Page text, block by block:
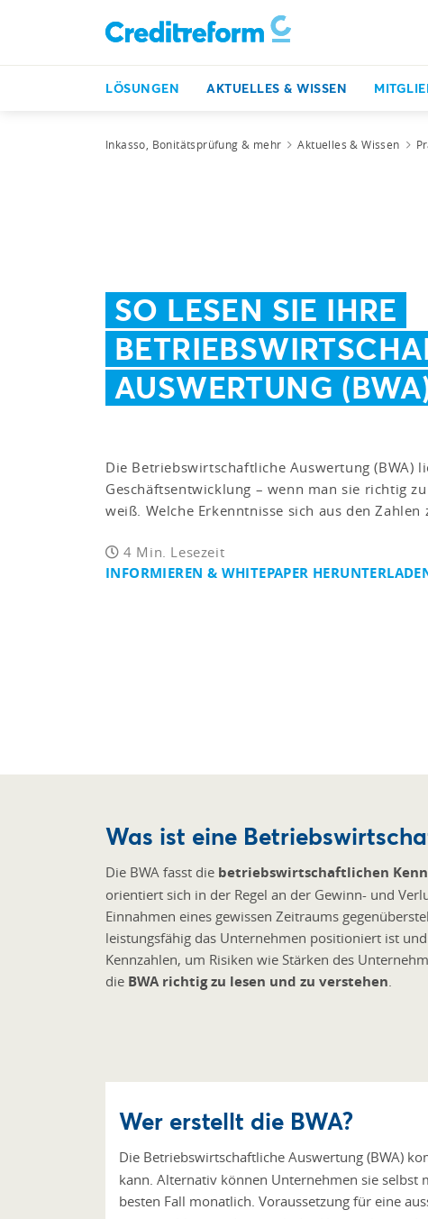
LÖSUNGEN AKTUELLES & WISSEN
Inkasso, Bonitätsprüfung & mehr Aktuelles & Wissen
SO LESEN SIE IHRE
AUSWERTUNG
Die Betriebswirtschaftliche Auswertung (BWA)
Geschäftsentwicklung – wenn man sie richtig
weiß. Welche Erkenntnisse sich aus den Zahlen
4 Min. Lesezeit
INFORMIEREN & WHITEPAPER
Was ist eine
Die BWA fasst die betriebswirtschaftlichen
orientiert sich in der Regel an der Gewinn- und
Einnahmen eines gewissen Zeitraums
leistungsfähig das Unternehmen positioniert ist
Kennzahlen, um Risiken wie Stärken des
die BWA richtig zu lesen und zu verstehen.
Wer erstellt die BWA?
Die Betriebswirtschaftliche Auswertung (BWA)
kann. Alternativ können Unternehmen sie
besten Fall monatlich. Voraussetzung für eine